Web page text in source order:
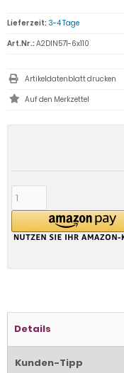
Lieferzeit: 3-4 Tage
Art.Nr.: A2DIN571-6x110
Artikeldatenblatt drucken
Details
Kunden-Tipp